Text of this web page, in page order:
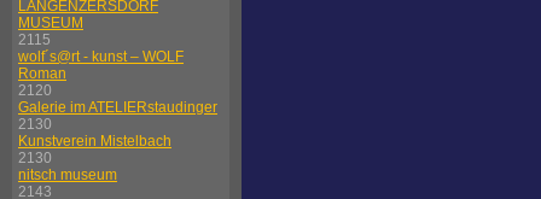
LANGENZERSDORF
MUSEUM
2115
wolf´s@rt - kunst – WOLF
Roman
2120
Galerie im ATELIERstaudinger
2130
Kunstverein Mistelbach
2130
nitsch museum
2143